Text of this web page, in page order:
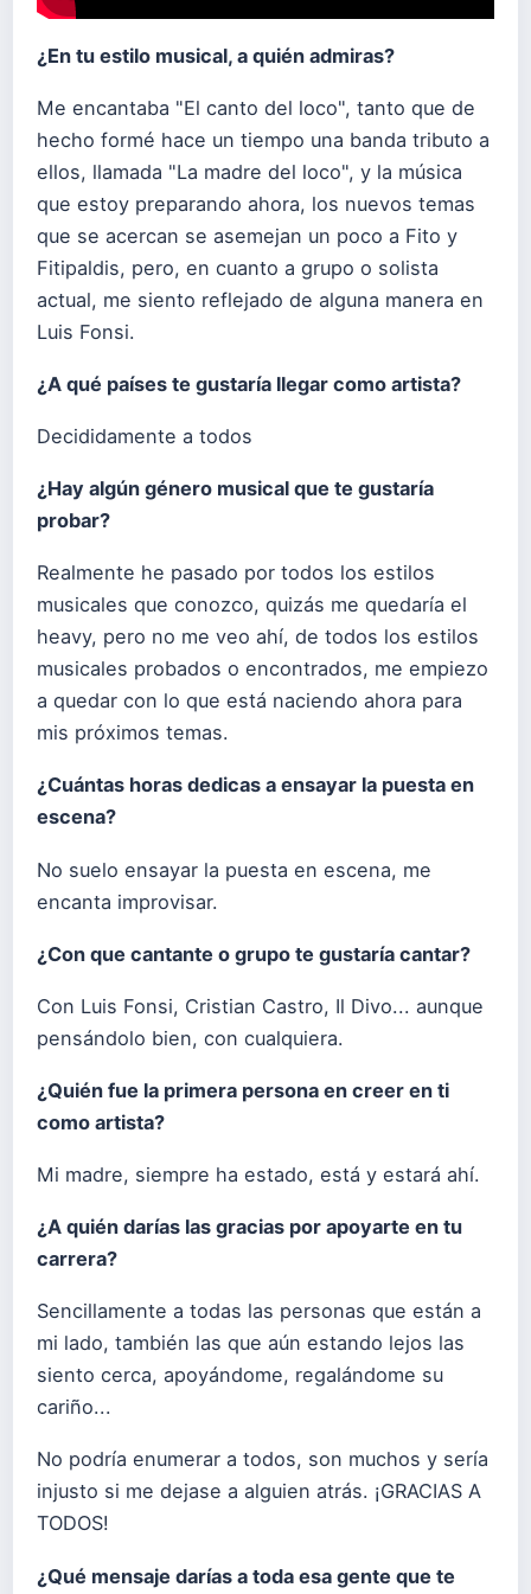
¿En tu estilo musical, a quién admiras?
Me encantaba "El canto del loco", tanto que de
hecho formé hace un tiempo una banda tributo a
ellos, llamada "La madre del loco", y la música
que estoy preparando ahora, los nuevos temas
que se acercan se asemejan un poco a Fito y
Fitipaldis, pero, en cuanto a grupo o solista
actual, me siento reflejado de alguna manera en
Luis Fonsi.
¿A qué países te gustaría llegar como artista?
Decididamente a todos
¿Hay algún género musical que te gustaría
probar?
Realmente he pasado por todos los estilos
musicales que conozco, quizás me quedaría el
heavy, pero no me veo ahí, de todos los estilos
musicales probados o encontrados, me empiezo
a quedar con lo que está naciendo ahora para
mis próximos temas.
¿Cuántas horas dedicas a ensayar la puesta en
escena?
No suelo ensayar la puesta en escena, me
encanta improvisar.
¿Con que cantante o grupo te gustaría cantar?
Con Luis Fonsi, Cristian Castro, Il Divo... aunque
pensándolo bien, con cualquiera.
¿Quién fue la primera persona en creer en ti
como artista?
Mi madre, siempre ha estado, está y estará ahí.
¿A quién darías las gracias por apoyarte en tu
carrera?
Sencillamente a todas las personas que están a
mi lado, también las que aún estando lejos las
siento cerca, apoyándome, regalándome su
cariño...
No podría enumerar a todos, son muchos y sería
injusto si me dejase a alguien atrás. ¡GRACIAS A
TODOS!
¿Qué mensaje darías a toda esa gente que te